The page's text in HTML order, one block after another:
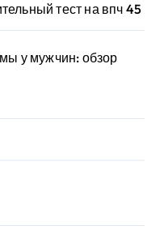
тест на впч 45
у мужчин: обзор